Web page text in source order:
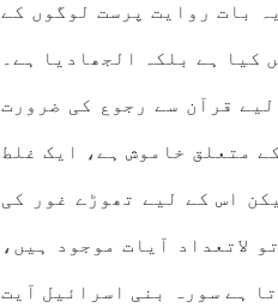
بات روایت پرست لوگوں کے
کیا ہے بلکہ الجھادیا ہے۔
قرآن سے رجوع کی ضرورت
متعلق خاموش ہے، ایک غلط
کرتا ہے، لیکن اس کے لیے تھوڑے غور کی
لاتعداد آیات موجود ہیں،
ساتھ نمازپڑھنے کا حکم ۲ آیات میں ہوتا ہے سورہ بنی اسرائیل آیت